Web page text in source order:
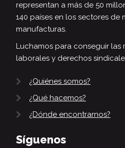
representan a más de 50
140 países en los sectores de
manufacturas.
Luchamos para conseguir las
laborales y derechos
¿Quiénes somos?
¿Qué hacemos?
¿Dónde encontrarnos?
Síguenos